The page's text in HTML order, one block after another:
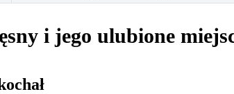
i jego ulubione